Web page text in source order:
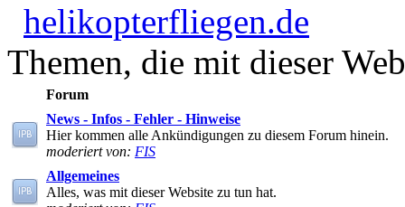
helikopterfliegen.de
Themen, die mit dieser
Forum
News - Infos - Fehler - Hinweise
Hier kommen alle Ankündigungen zu diesem Forum hinein.
moderiert von: FIS
Allgemeines
Alles, was mit dieser Website zu tun hat.